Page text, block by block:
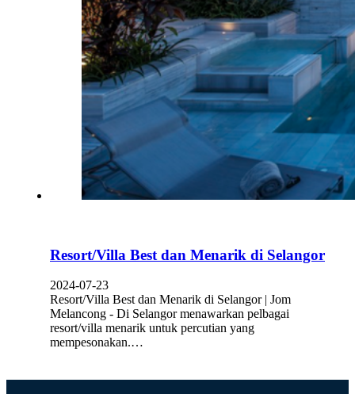
Resort/Villa Best dan Menarik di Selangor
2024-07-23
Resort/Villa Best dan Menarik di Selangor | Jom
Melancong - Di Selangor menawarkan pelbagai
resort/villa menarik untuk percutian yang
mempesonakan.…